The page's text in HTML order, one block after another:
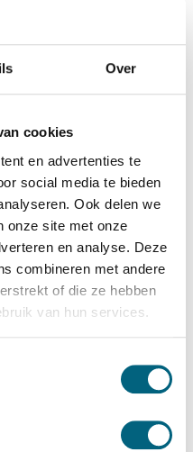
Over
cookies
en advertenties te
social media te bieden
Ook delen we
onze site met onze
en analyse. Deze
combineren met andere
of die ze hebben
van hun services.
S gecertificeerde
3 / grade III / CEN 3
uitgevoerd met een
te vervangen voor een